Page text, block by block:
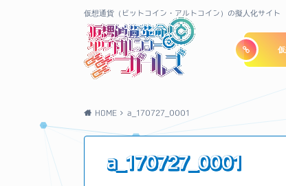
仮想通貨（ビットコイン・アルトコイン）の擬人化サイト
HOME a_170727_0001
a_170727_0001